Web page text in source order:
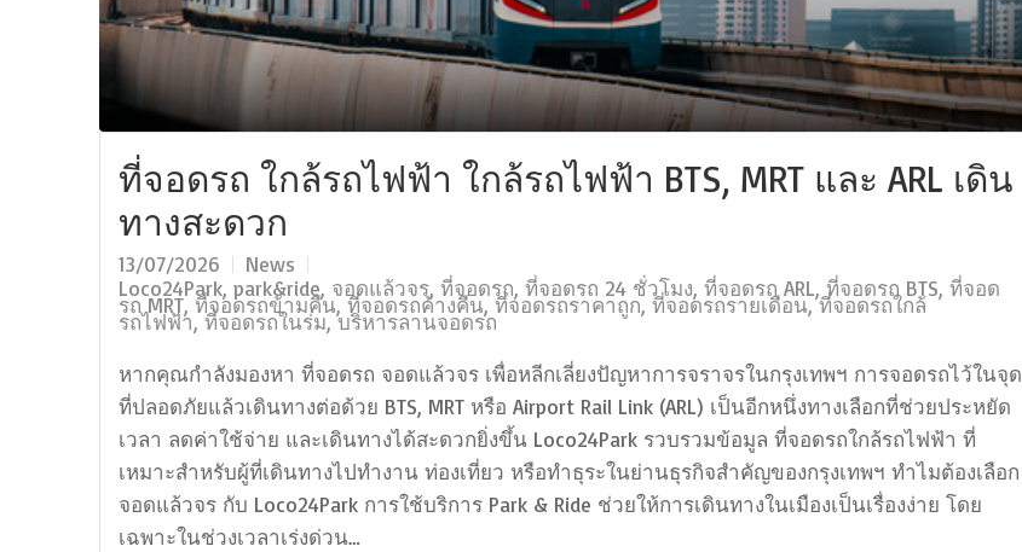
ที่จอดรถ ใกล้รถไฟฟ้า ใกล้รถไฟฟ้า BTS, MRT และ ARL เดิน
ทางสะดวก
13/07/2026
News
Loco24Park, park&ride, จอดแล้วจร, ที่จอดรถ, ที่จอดรถ 24 ชั่วโมง, ที่จอดรถ ARL, ที่จอดรถ BTS, ที่จอด
รถ MRT, ที่จอดรถข้ามคืน, ที่จอดรถค้างคืน, ที่จอดรถราคาถูก, ที่จอดรถรายเดือน,ที่จอดรถใกล้
รถไฟฟ้า, ที่จอดรถในร่ม,บริหารลานจอดรถ
หากคุณกำลังมองหา ที่จอดรถ จอดแล้วจร เพื่อหลีกเลี่ยงปัญหาการจราจรในกรุงเทพฯ การจอดรถไว้ในจุด
ที่ปลอดภัยแล้วเดินทางต่อด้วย BTS, MRT หรือ Airport Rail Link (ARL) เป็นอีกหนึ่งทางเลือกที่ช่วยประหยัด
เวลา ลดค่าใช้จ่าย และเดินทางได้สะดวกยิ่งขึ้น Loco24Park รวบรวมข้อมูล ที่จอดรถใกล้รถไฟฟ้า ที่
เหมาะสำหรับผู้ที่เดินทางไปทำงาน ท่องเที่ยว หรือทำธุระในย่านธุรกิจสำคัญของกรุงเทพฯ ทำไมต้องเลือก
จอดแล้วจร กับ Loco24Park การใช้บริการ Park & Ride ช่วยให้การเดินทางในเมืองเป็นเรื่องง่าย โดย
เฉพาะในช่วงเวลาเร่งด่วน…